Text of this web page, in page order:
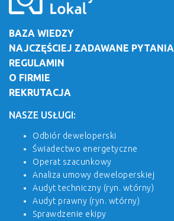
BAZA WIEDZY
NAJCZĘŚCIEJ ZADAWANE PYTANIA
REGULAMIN
O FIRMIE
REKRUTACJA
NASZE USŁUGI:
Odbiór deweloperski
Świadectwo energetyczne
Operat szacunkowy
Analiza umowy deweloperskiej
Audyt techniczny (ryn. wtórny)
Audyt prawny (ryn. wtórny)
Sprawdzenie ekipy